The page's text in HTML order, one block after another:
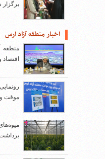
اخبار منطقه آزاد ارس
منطقه
موقت و